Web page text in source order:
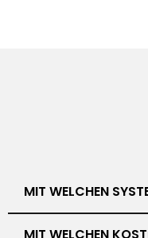
MIT WELCHEN
MIT WELCHEN